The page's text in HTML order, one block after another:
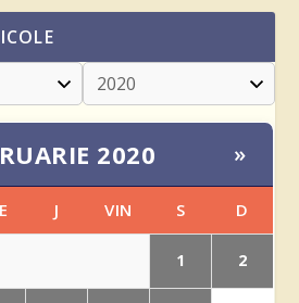
2020 »
J VIN S D
1 2